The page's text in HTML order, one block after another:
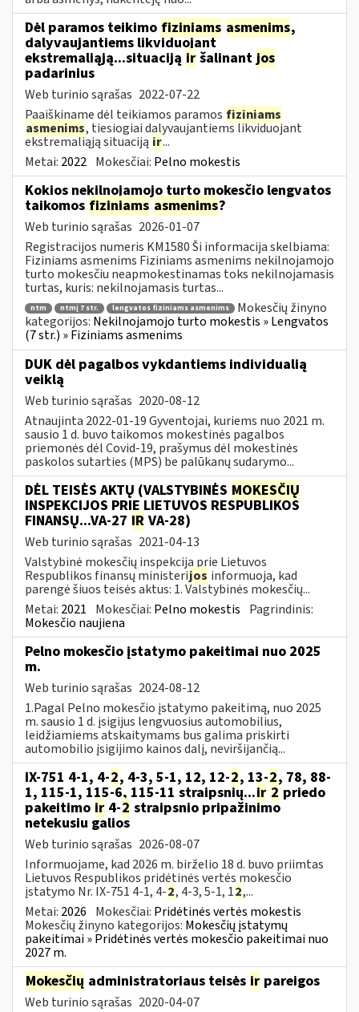
Dėl paramos teikimo fiziniams asmenims,
dalyvaujantiems likviduojant
ekstremaliąją...situaciją ir šalinant jos
padarinius
Web turinio sąrašas 2022-07-22
Paaiškiname dėl teikiamos paramos fiziniams
asmenims, tiesiogiai dalyvaujantiems likviduojant
ekstremaliąją situaciją ir...
Metai: 2022 Mokesčiai: Pelno mokestis
Kokios nekilnojamojo turto mokesčio lengvatos
taikomos fiziniams asmenims?
Web turinio sąrašas 2026-01-07
Registracijos numeris KM1580 Ši informacija skelbiama:
Fiziniams asmenims Fiziniams asmenims nekilnojamojo
turto mokesčiu neapmokestinamas toks nekilnojamasis
turtas, kuris: nekilnojamasis turtas...
ntm ntmį 7 str. lengvatos fiziniams asmenims
Mokesčių žinyno
kategorijos: Nekilnojamojo turto mokestis » Lengvatos
(7 str.) » Fiziniams asmenims
DUK dėl pagalbos vykdantiems individualią
veiklą
Web turinio sąrašas 2020-08-12
Atnaujinta 2022-01-19 Gyventojai, kuriems nuo 2021 m.
sausio 1 d. buvo taikomos mokestinės pagalbos
priemonės dėl Covid-19, prašymus dėl mokestinės
paskolos sutarties (MPS) be palūkanų sudarymo...
DĖL TEISĖS AKTŲ (VALSTYBINĖS MOKESČIŲ
INSPEKCIJOS PRIE LIETUVOS RESPUBLIKOS
FINANSŲ...VA-27 IR VA-28)
Web turinio sąrašas 2021-04-13
Valstybinė mokesčių inspekcija prie Lietuvos
Respublikos finansų ministerijos informuoja, kad
parengė šiuos teisės aktus: 1. Valstybinės mokesčių...
Metai: 2021 Mokesčiai: Pelno mokestis Pagrindinis:
Mokesčio naujiena
Pelno mokesčio įstatymo pakeitimai nuo 2025
m.
Web turinio sąrašas 2024-08-12
1.Pagal Pelno mokesčio įstatymo pakeitimą, nuo 2025
m. sausio 1 d. įsigijus lengvuosius automobilius,
leidžiamiems atskaitymams bus galima priskirti
automobilio įsigijimo kainos dalį, neviršijančią...
IX-751 4-1, 4-2, 4-3, 5-1, 12, 12-2, 13-2, 78, 88-
1, 115-1, 115-6, 115-11 straipsnių...ir 2 priedo
pakeitimo ir 4-2 straipsnio pripažinimo
netekusiu galios
Web turinio sąrašas 2026-08-07
Informuojame, kad 2026 m. birželio 18 d. buvo priimtas
Lietuvos Respublikos pridėtinės vertės mokesčio
įstatymo Nr. IX-751 4-1, 4-2, 4-3, 5-1, 12,...
Metai: 2026 Mokesčiai: Pridėtinės vertės mokestis
Mokesčių žinyno kategorijos: Mokesčių įstatymų
pakeitimai » Pridėtinės vertės mokesčio pakeitimai nuo
2027 m.
Mokesčių administratoriaus teisės ir pareigos
Web turinio sąrašas 2020-04-07